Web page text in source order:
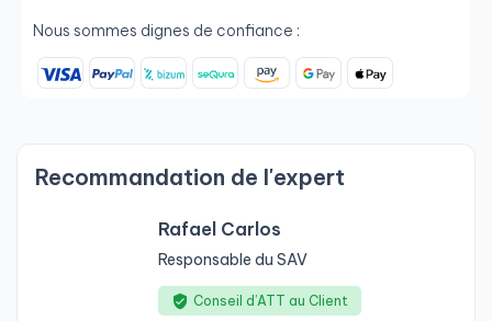
Nous sommes dignes de confiance :
Recommandation de l'expert
Rafael Carlos
Responsable du SAV
Conseil d’ATT au Client